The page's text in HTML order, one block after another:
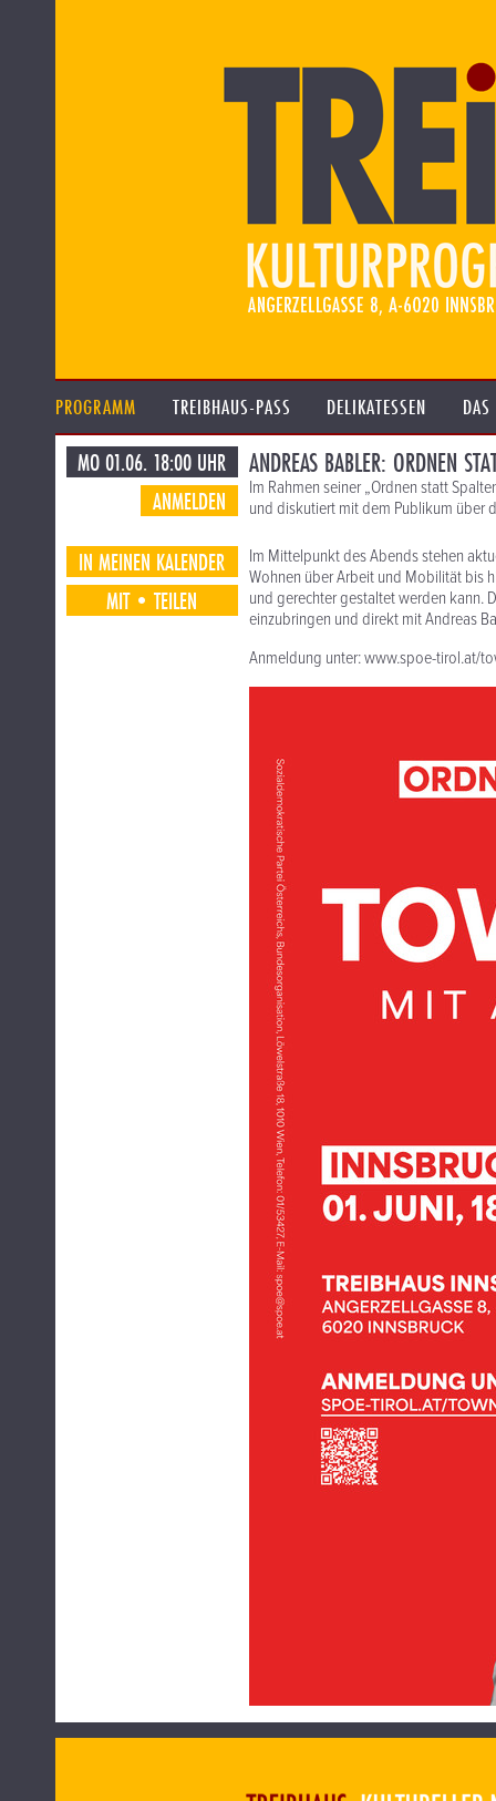
PROGRAMM TREIBHAUS-PASS DELIKATESSEN
MO 01.06. 18:00 UHR
ANMELDEN
ANDREAS BABLER: ORDNEN
Im Rahmen seiner „Ordnen statt
und diskutiert mit dem Publikum über
IN MEINEN KALENDER
MIT•TEILEN
Im Mittelpunkt des Abends stehen
Wohnen über Arbeit und Mobilität bis
und gerechter gestaltet werden kann.
einzubringen und direkt mit Andreas
Anmeldung unter: www.spoe-tirol.at/